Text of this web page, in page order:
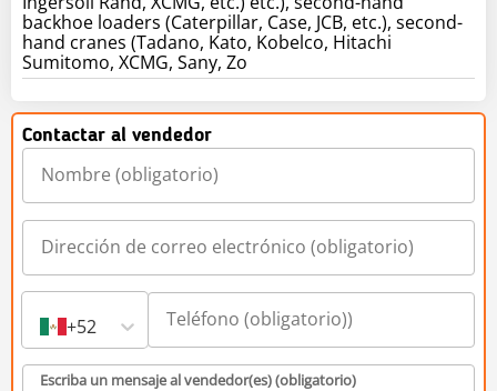
backhoe loaders (Caterpillar, Case, JCB, etc.), second-
hand cranes (Tadano, Kato, Kobelco, Hitachi
Sumitomo, XCMG, Sany, Zo
Contactar al vendedor
+52
Escriba un mensaje al vendedor(es) (obligatorio)